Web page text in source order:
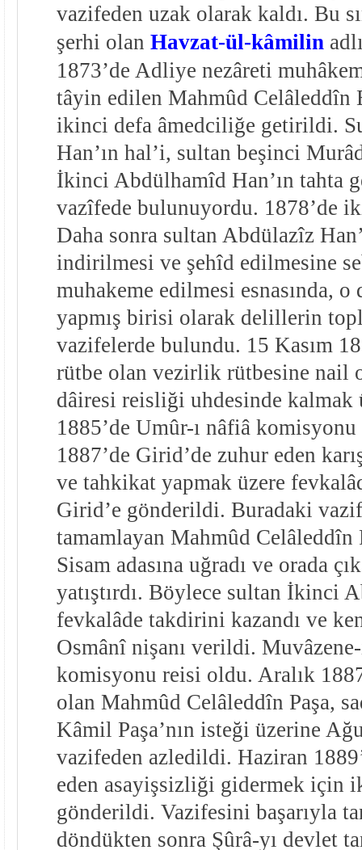
vazifeden uzak olarak kaldı. Bu
şerhi olan Havzat-ül-kâmilin
1873’de Adliye nezâreti
tâyin edilen Mahmûd Celâleddîn
ikinci defa âmedciliğe getirildi.
Han’ın hal’i, sultan beşinci
İkinci Abdülhamîd Han’ın tahta
vazîfede bulunuyordu. 1878’de
Daha sonra sultan Abdülazîz
indirilmesi ve şehîd edilmesine
muhakeme edilmesi esnasında,
yapmış birisi olarak delillerin
vazifelerde bulundu. 15 Kasım
rütbe olan vezirlik rütbesine nail
dâiresi reisliği uhdesinde kalmak
1885’de Umûr-ı nâfiâ
1887’de Girid’de zuhur eden
ve tahkikat yapmak üzere
Girid’e gönderildi. Buradaki
tamamlayan Mahmûd Celâleddîn
Sisam adasına uğradı ve orada
yatıştırdı. Böylece sultan İkinci
fevkalâde takdirini kazandı ve
Osmânî nişanı verildi.
komisyonu reisi oldu. Aralık
olan Mahmûd Celâleddîn Paşa,
Kâmil Paşa’nın isteği üzerine
vazifeden azledildi. Haziran
eden asayişsizliği gidermek için
gönderildi. Vazifesini başarıyla
döndükten sonra Şûrâ-yı devlet